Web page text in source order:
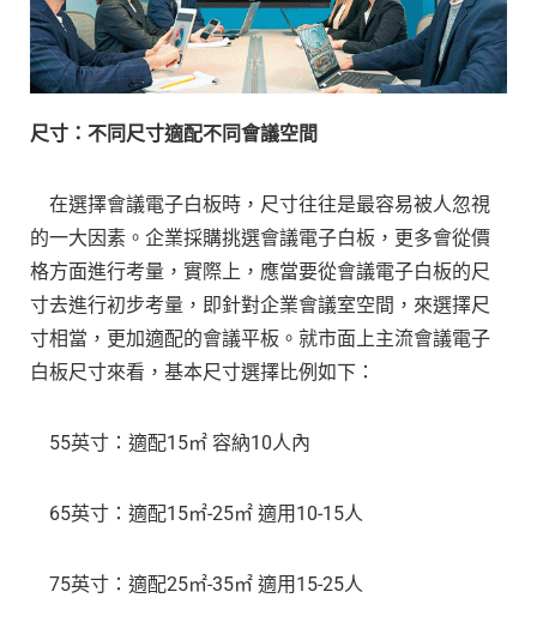
尺寸：不同尺寸適配不同會議空間
在選擇會議電子白板時，尺寸往往是最容易被人忽視
的一大因素。企業採購挑選會議電子白板，更多會從價
格方面進行考量，實際上，應當要從會議電子白板的尺
寸去進行初步考量，即針對企業會議室空間，來選擇尺
寸相當，更加適配的會議平板。就市面上主流會議電子
白板尺寸來看，基本尺寸選擇比例如下：
55英寸：適配15㎡ 容納10人內
65英寸：適配15㎡-25㎡ 適用10-15人
75英寸：適配25㎡-35㎡ 適用15-25人